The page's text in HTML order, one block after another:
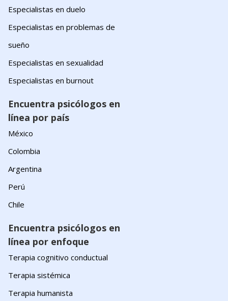
Especialistas en duelo
Especialistas en problemas de
sueño
Especialistas en sexualidad
Especialistas en burnout
Encuentra psicólogos en
línea por país
México
Colombia
Argentina
Perú
Chile
Encuentra psicólogos en
línea por enfoque
Terapia cognitivo conductual
Terapia sistémica
Terapia humanista